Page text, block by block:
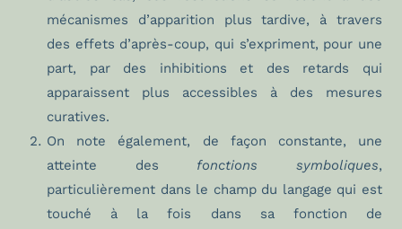
mécanismes d’apparition plus tardive, à travers
des effets d’après-coup, qui s’expriment, pour une
part, par des inhibitions et des retards qui
apparaissent plus accessibles à des mesures
curatives.
On note également, de façon constante, une
atteinte des fonctions symboliques,
particulièrement dans le champ du langage qui est
touché à la fois dans sa fonction de